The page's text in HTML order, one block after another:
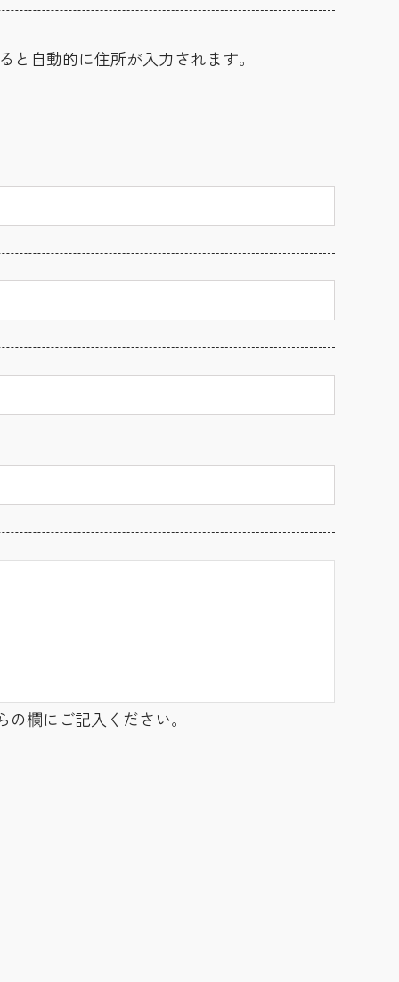
と自動的に住所が入力されます。
欄にご記入ください。